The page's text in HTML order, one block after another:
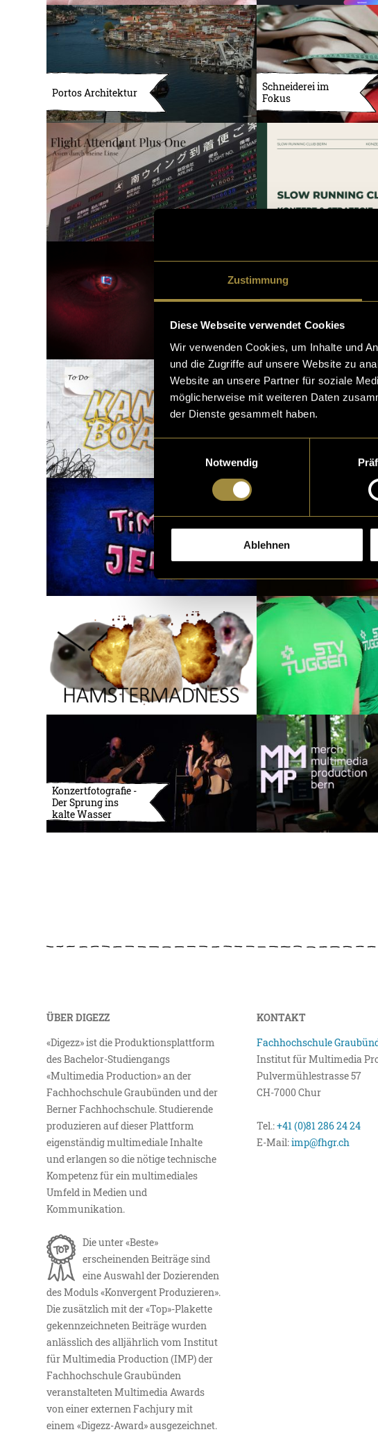
Zustimmung
Diese Webseite verwendet Cookies
Wir verwenden Cookies, um Inhalte und
und die Zugriffe auf unsere Website zu
Website an unsere Partner für soziale
möglicherweise mit weiteren Daten
der Dienste gesammelt haben.
Einwilligungsauswahl
Notwendig
Ablehnen
Portos Architektur
Schneiderei im
Fokus
Konzertfotografie -
Der Sprung ins
kalte Wasser
ÜBER DIGEZZ
«Digezz» ist die Produktionsplattform
des Bachelor-Studiengangs
«Multimedia Production» an der
Fachhochschule Graubünden und der
Berner Fachhochschule. Studierende
produzieren auf dieser Plattform
eigenständig multimediale Inhalte
und erlangen so die nötige technische
Kompetenz für ein multimediales
Umfeld in Medien und
Kommunikation.
Die unter «Beste»
erscheinenden Beiträge sind
eine Auswahl der Dozierenden
des Moduls «Konvergent Produzieren».
Die zusätzlich mit der «Top»-Plakette
gekennzeichneten Beiträge wurden
anlässlich des alljährlich vom Institut
für Multimedia Production (IMP) der
Fachhochschule Graubünden
veranstalteten Multimedia Awards
von einer externen Fachjury mit
einem «Digezz-Award» ausgezeichnet.
KONTAKT
Fachhochschule
Institut für Multimedia
Pulvermühlestrasse 57
CH-7000 Chur
Tel.:+41 (0)81 286 24 24
E-Mail:imp@fhgr.ch